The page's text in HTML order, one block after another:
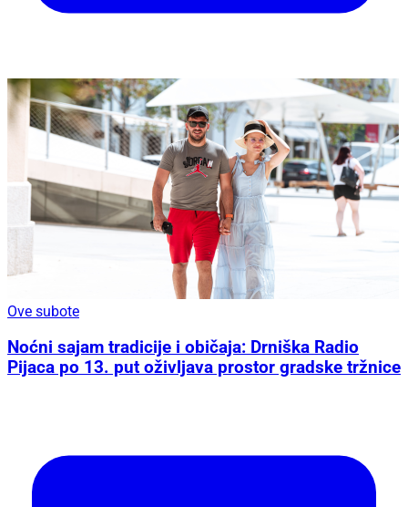
Ove subote
Noćni sajam tradicije i običaja: Drniška Radio
Pijaca po 13. put oživljava prostor gradske tržnice